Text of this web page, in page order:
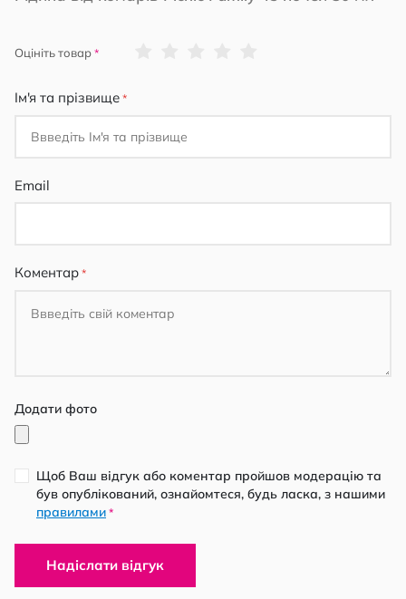
Оцініть товар
Ім'я та прізвище
Email
Коментар
Додати фото
Щоб Ваш відгук або коментар пройшов модерацію та
був опублікований, ознайомтеся, будь ласка, з нашими
правилами *
Надіслати відгук